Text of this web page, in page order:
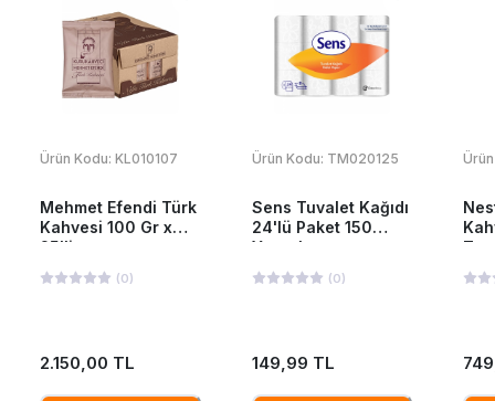
Ürün Kodu: KL010107
Mehmet Efendi Türk
Kahvesi 100 Gr x
25'li
(0)
2.150,00 TL
Ürün Kodu: TM020125
Sens Tuvalet Kağıdı
24'lü Paket 150
Yaprak
(0)
149,99 TL